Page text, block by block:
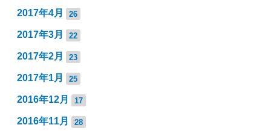
2017年4月 26
2017年3月 22
2017年2月 23
2017年1月 25
2016年12月 17
2016年11月 28